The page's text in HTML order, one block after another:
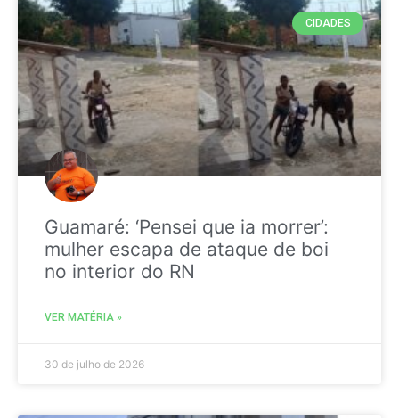
CIDADES
Guamaré: ‘Pensei que ia morrer’:
mulher escapa de ataque de boi
no interior do RN
VER MATÉRIA »
30 de julho de 2026